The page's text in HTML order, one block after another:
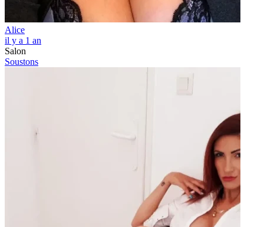
Alice
il y a 1 an
Salon
Soustons